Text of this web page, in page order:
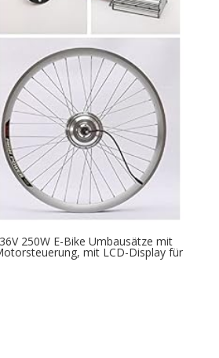
250W E-Bike Umbausätze mit
mit LCD-Display für